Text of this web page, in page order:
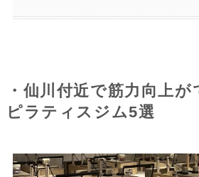
・仙川付近で筋力向上
ピラティスジム5選